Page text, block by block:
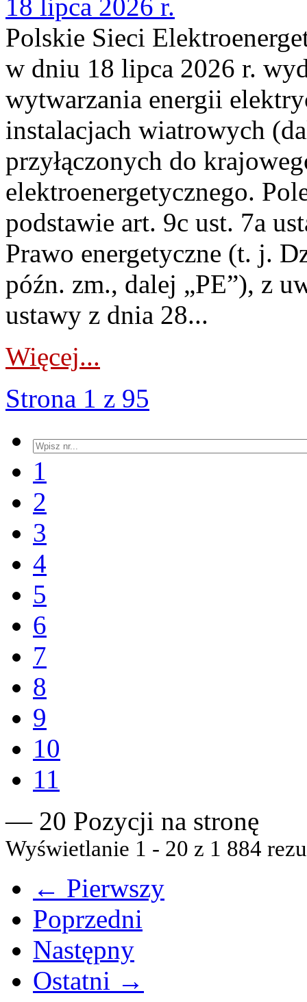
18 lipca 2026 r.
Polskie Sieci
w dniu 18 lipca 2026 r.
wytwarzania energii
instalacjach wiatrowych
przyłączonych do
elektroenergetycznego.
podstawie art. 9c ust. 7a
Prawo energetyczne (t. j.
późn. zm., dalej „PE”), z
ustawy z dnia 28...
Więcej...
Strona 1 z 95
1
2
3
4
5
6
7
8
9
10
11
— 20 Pozycji na stronę
Wyświetlanie 1 - 20 z 1 884
← Pierwszy
Poprzedni
Następny
Ostatni →